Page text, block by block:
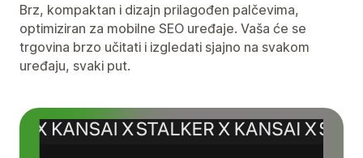
Brz, kompaktan i dizajn prilagođen palčevima,
optimiziran za mobilne SEO uređaje. Vaša će se
trgovina brzo učitati i izgledati sjajno na svakom
uređaju, svaki put.